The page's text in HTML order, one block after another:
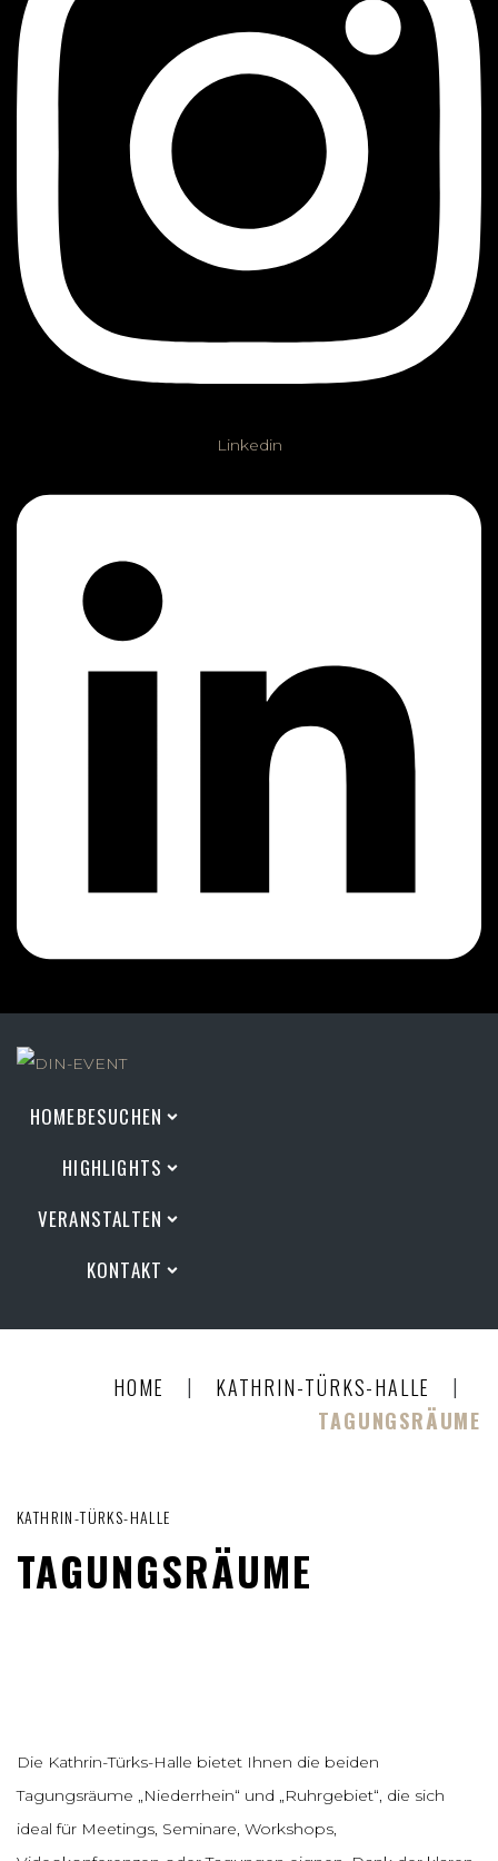
Linkedin
HOMEBESUCHEN
HIGHLIGHTS
VERANSTALTEN
KONTAKT
HOME | KATHRIN-TÜRKS-HALLE
|
TAGUNGSRÄUME
KATHRIN-TÜRKS-HALLE
TAGUNGSRÄUME
Die Kathrin-Türks-Halle bietet Ihnen die beiden
Tagungsräume „Niederrhein“ und „Ruhrgebiet“, die sich
ideal für Meetings, Seminare, Workshops,